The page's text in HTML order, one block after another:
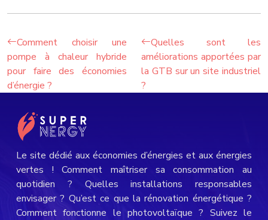
Comment choisir une
pompe à chaleur hybride
pour faire des économies
d’énergie ?
Quelles sont les
améliorations apportées par
la GTB sur un site industriel
?
Le site dédié aux économies d’énergies et aux énergies
vertes ! Comment maîtriser sa consommation au
quotidien ? Quelles installations responsables
envisager ? Qu’est ce que la rénovation énergétique ?
Comment fonctionne le photovoltaïque ? Suivez le